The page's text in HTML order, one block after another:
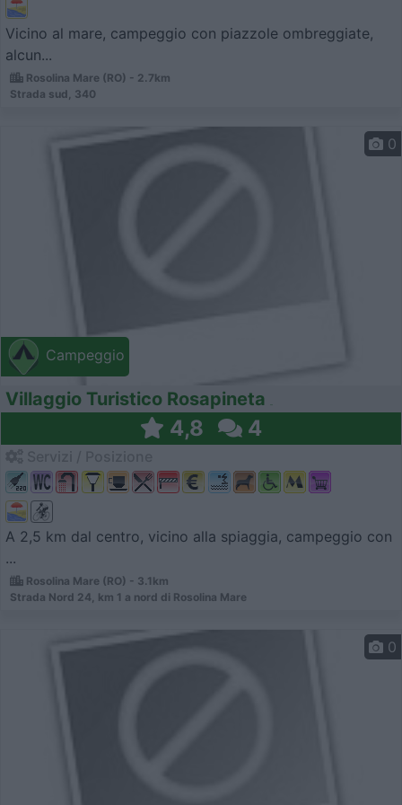
Vicino al mare, campeggio con piazzole ombreggiate,
alcun...
Rosolina Mare (RO) - 2.7km
Strada sud, 340
Campeggio
0
Villaggio Turistico Rosapineta
4,8 4
A 2,5 km dal centro, vicino alla spiaggia, campeggio con
...
Rosolina Mare (RO) - 3.1km
Strada Nord 24, km 1 a nord di Rosolina Mare
0